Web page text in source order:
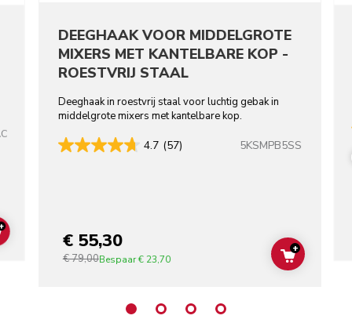
ADD TO CART
DEEGHAAK VOOR MIDDELGROTE
MIXERS MET KANTELBARE KOP -
ROESTVRIJ STAAL
Deeghaak in roestvrij staal voor luchtig gebak in
middelgrote mixers met kantelbare kop.
4.7 (57) 5KSMPB5SS
€ 55,30
€ 79,00Bespaar€ 23,70 ADD TO
+